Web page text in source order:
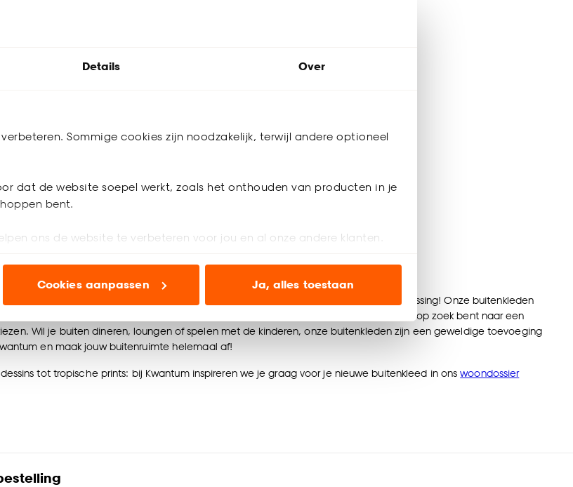
Details Over
Sommige cookies zijn noodzakelijk, terwijl andere optioneel
dat de website soepel werkt, zoals het onthouden van producten in je
bent.
ons de website te verbeteren voor jou en al onze andere klanten.
en communicatie.
te maken van alle cookies, of klik op ‘weigeren’ om alleen de
kunt er ook voor kiezen om bepaalde cookies wel of niet te
te klikken.
Cookies aanpassen Ja, alles toestaan
aan je buitenruimte? Dan zijn zwarte buitenkleden van Kwantum de perfecte oplossing! Onze buitenkleden
te geven. Bij Kwantum hebben we een ruim assortiment aan buitenkleden. Of je nu op zoek bent naar een
Wil je buiten dineren, loungen of spelen met de kinderen, onze buitenkleden zijn een geweldige toevoeging
en maak jouw buitenruimte helemaal af!
tot tropische prints: bij Kwantum inspireren we je graag voor je nieuwe buitenkleed in onswoondossier